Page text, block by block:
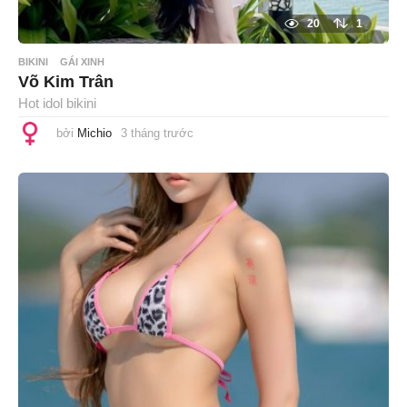
20 1
BIKINI GÁI XINH
Võ Kim Trân
Hot idol bikini
bởi Michio 3 tháng trước
á
g
r
ư
ớ